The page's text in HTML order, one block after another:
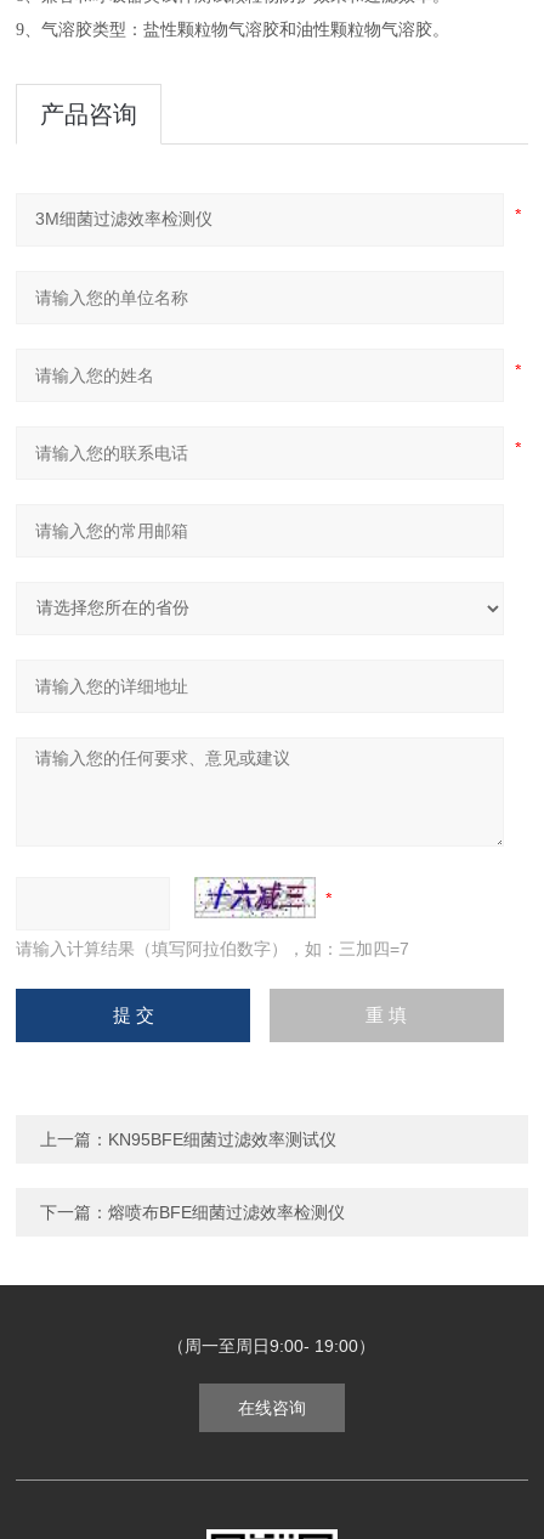
9、气溶胶类型：盐性颗粒物气溶胶和油性颗粒物气溶胶。
产品咨询
请输入计算结果（填写阿拉伯数字），如：三加四=7
上一篇： KN95BFE细菌过滤效率测试仪
下一篇：熔喷布BFE细菌过滤效率检测仪
（周一至周日9:00- 19:00）
在线咨询